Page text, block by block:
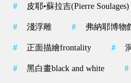
# 皮耶•蘇拉吉(Pierre Soulages)
# 淺浮雕 # 弗納耶博物
# 正面描繪frontality #
# 黑白畫black and white #